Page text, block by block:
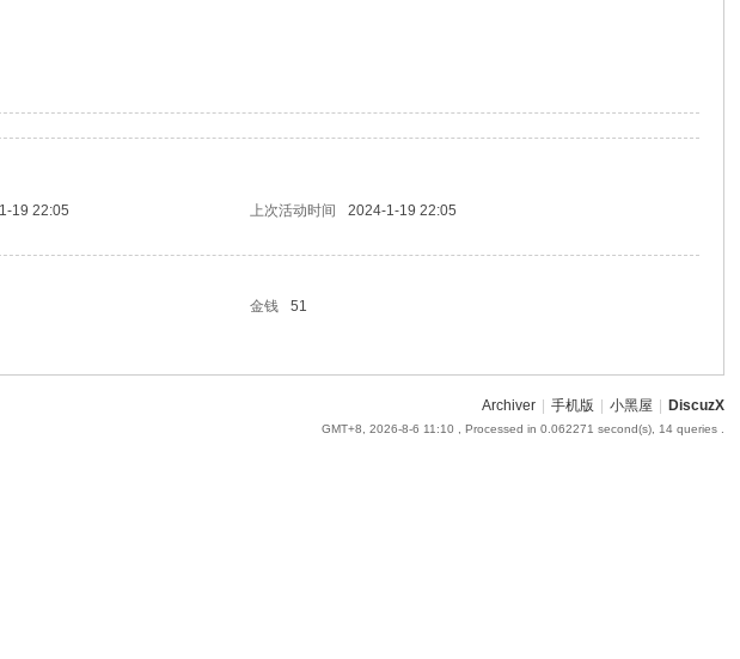
19 22:05 上次活动时间
2024-1-19 22:05
金钱
51
Archiver 手机版 小黑屋 DiscuzX
GMT+8, 2026-8-6 11:10 , Processed in 0.062271 second(s), 14 queries .